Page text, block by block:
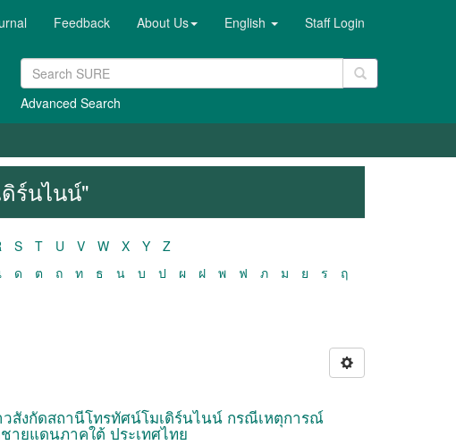
Feedback About Us English Staff Login
Advanced Search
ร์นไนน์"
S T U V W X Y
Z
ด ต ถ ท ธ น บ ป ผ ฝ พ ฟ ภ ม ย ร
ฤ
สังกัดสถานีโทรทัศน์โมเดิร์นไนน์ กรณีเหตุการณ์
ายแดนภาคใต้ ประเทศไทย